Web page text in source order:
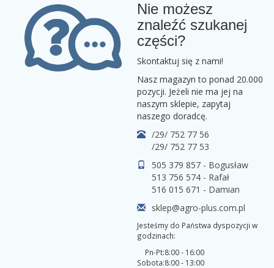
Nie możesz
znaleźć szukanej
części?
Skontaktuj się z nami!
Nasz magazyn to ponad 20.000
pozycji. Jeżeli nie ma jej na
naszym sklepie, zapytaj
naszego doradcę.
/29/ 752 77 56
/29/ 752 77 53
505 379 857 - Bogusław
513 756 574 - Rafał
516 015 671 - Damian
sklep@agro-plus.com.pl
Jesteśmy do Państwa dyspozycji w
godzinach:
Pn-Pt:
Sobota:
8:00 - 16:00
8:00 - 13:00